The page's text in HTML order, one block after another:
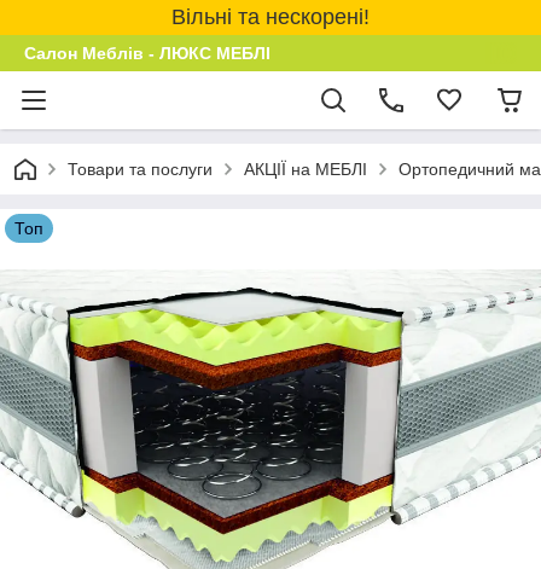
Вільні та нескорені!
Салон Меблів - ЛЮКС МЕБЛІ
Товари та послуги АКЦІЇ на МЕБЛІ Ортопедичний
Топ